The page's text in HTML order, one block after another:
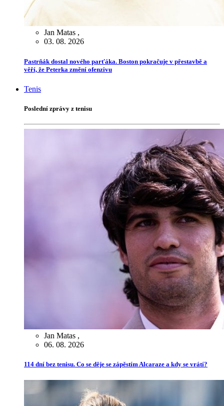
Jan Matas ,
03. 08. 2026
Pastrňák dostal nového parťáka. Boston pokračuje v přestavbě a
věří, že Peterka změní ofenzivu
Tenis
Poslední zprávy z tenisu
Jan Matas ,
06. 08. 2026
114 dní bez tenisu. Co se děje se zápěstím Alcaraze a kdy se vrátí?